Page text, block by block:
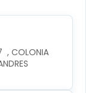
, COLONIA